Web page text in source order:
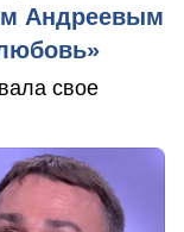
Андреевым
свое